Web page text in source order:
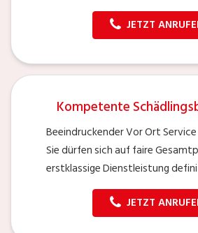
JETZT
Kompetente
Beeindruckender Vor Ort Service
Sie dürfen sich auf faire
erstklassige Dienstleistung
JETZT